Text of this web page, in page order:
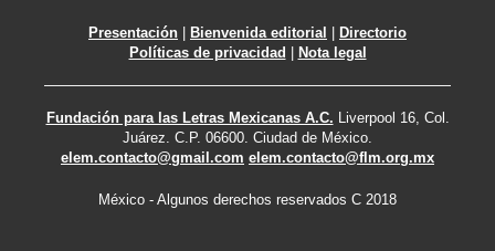
Presentación Bienvenida editorial
Directorio
Políticas de privacidad
Nota legal
Fundación para las Letras Mexicanas A.C. Liverpool 16, Col.
Juárez. C.P. 06600. Ciudad de México.
elem.contacto@gmail.com elem.contacto@flm.org.mx
México - Algunos derechos reservados C 2018